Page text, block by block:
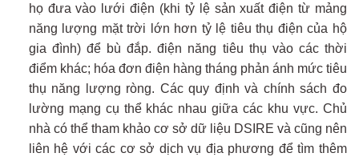
họ đưa vào lưới điện (khi tỷ lệ sản xuất điện từ mảng
năng lượng mặt trời lớn hơn tỷ lệ tiêu thụ điện của hộ
gia đình) để bù đắp. điện năng tiêu thụ vào các thời
điểm khác; hóa đơn điện hàng tháng phản ánh mức tiêu
thụ năng lượng ròng. Các quy định và chính sách đo
lường mạng cụ thể khác nhau giữa các khu vực. Chủ
nhà có thể tham khảo cơ sở dữ liệu DSIRE và cũng nên
liên hệ với các cơ sở dịch vụ địa phương để tìm thêm